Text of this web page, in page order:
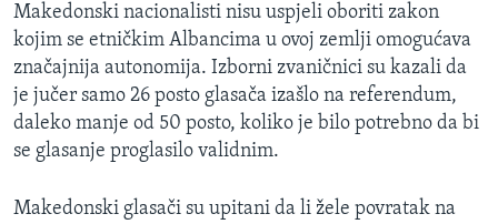
pretraguBOSNA I HERCEGOVINA
SPECIJALNI PROJEKTI
KORUPCIJA
SLOBODA MEDIJA
ŽENSKA STRANA
MAGAZIN
Makedonski nacionalisti nisu uspjeli oboriti zakon
kojim se etničkim Albancima u ovoj zemlji omogućava
značajnija autonomija. Izborni zvaničnici su kazali da
je jučer samo 26 posto glasača izašlo na referendum,
daleko manje od 50 posto, koliko je bilo potrebno da bi
se glasanje proglasilo validnim.
Makedonski glasači su upitani da li žele povratak na